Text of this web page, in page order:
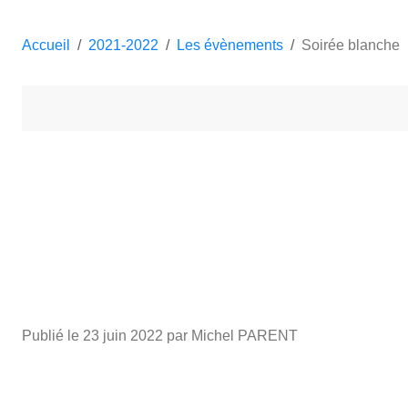
Accueil 2021-2022 Les évènements Soirée blanche
Publié le 23 juin 2022 par Michel PARENT